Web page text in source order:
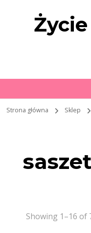
Strona główna Sklep
Showing 1–16 of